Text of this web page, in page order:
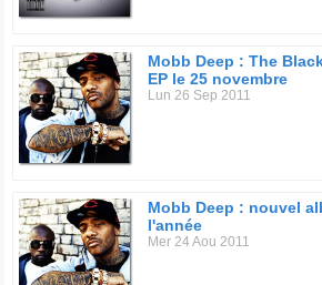
Mobb Deep : The
EP le 25 novembre
Lun 26 Sep 2011
Mobb Deep : nouvel
l'année
Mer 24 Aou 2011